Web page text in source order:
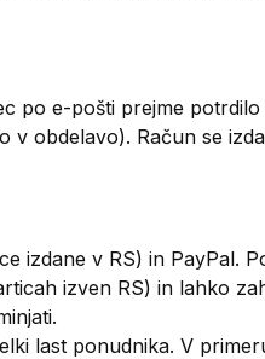
po e-pošti prejme
obdelavo). Račun se
izdane v RS) in PayPal.
izven RS) in lahko
last ponudnika. V